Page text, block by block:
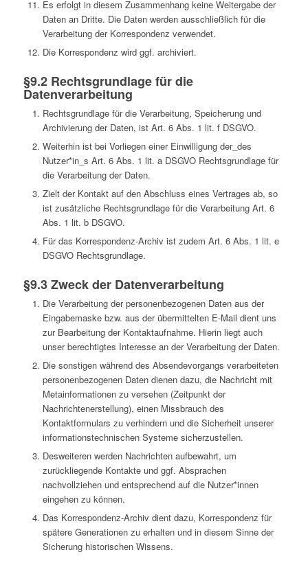
Es erfolgt in diesem Zusammenhang keine Weitergabe der
Daten an Dritte. Die Daten werden ausschließlich für die
Verarbeitung der Korrespondenz verwendet.
Die Korrespondenz wird ggf. archiviert.
§9.2 Rechtsgrundlage für die
Datenverarbeitung
Rechtsgrundlage für die Verarbeitung, Speicherung und
Archivierung der Daten, ist Art. 6 Abs. 1 lit. f DSGVO.
Weiterhin ist bei Vorliegen einer Einwilligung der_des
Nutzer*in_s Art. 6 Abs. 1 lit. a DSGVO Rechtsgrundlage für
die Verarbeitung der Daten.
Zielt der Kontakt auf den Abschluss eines Vertrages ab, so
ist zusätzliche Rechtsgrundlage für die Verarbeitung Art. 6
Abs. 1 lit. b DSGVO.
Für das Korrespondenz-Archiv ist zudem Art. 6 Abs. 1 lit. e
DSGVO Rechtsgrundlage.
§9.3 Zweck der Datenverarbeitung
Die Verarbeitung der personenbezogenen Daten aus der
Eingabemaske bzw. aus der übermittelten E-Mail dient uns
zur Bearbeitung der Kontaktaufnahme. Hierin liegt auch
unser berechtigtes Interesse an der Verarbeitung der Daten.
Die sonstigen während des Absendevorgangs verarbeiteten
personenbezogenen Daten dienen dazu, die Nachricht mit
Metainformationen zu versehen (Zeitpunkt der
Nachrichtenerstellung), einen Missbrauch des
Kontaktformulars zu verhindern und die Sicherheit unserer
informationstechnischen Systeme sicherzustellen.
Desweiteren werden Nachrichten aufbewahrt, um
zurückliegende Kontakte und ggf. Absprachen
nachvollziehen und entsprechend auf die Nutzer*innen
eingehen zu können.
Das Korrespondenz-Archiv dient dazu, Korrespondenz für
spätere Generationen zu erhalten und in diesem Sinne der
Sicherung historischen Wissens.